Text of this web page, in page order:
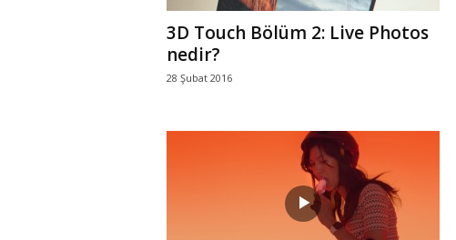
3D Touch Bölüm 2: Live Photos
nedir?
28 Şubat 2016